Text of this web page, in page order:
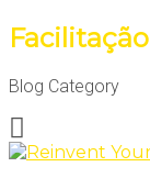
Facilitação
Blog Category